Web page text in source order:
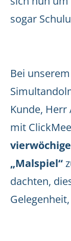
sogar
Bei
Kunde,
mit
„Malspiel“
dachten,